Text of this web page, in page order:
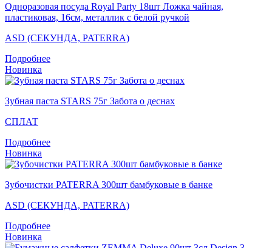
Одноразовая посуда Royal Party 18шт Ложка чайная,
пластиковая, 16см, металлик с белой ручкой
ASD (СЕКУНДА, PATERRA)
Подробнее
Новинка
Зубная паста STARS 75г Забота о деснах
СПЛАТ
Подробнее
Новинка
Зубочистки PATERRA 300шт бамбуковые в банке
ASD (СЕКУНДА, PATERRA)
Подробнее
Новинка